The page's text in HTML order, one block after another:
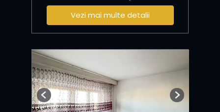
Vezi mai multe detalii
Previous Next